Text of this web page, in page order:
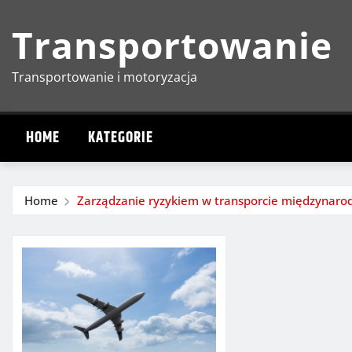
content
Transportowanie
Transportowanie i motoryzacja
HOME KATEGORIE
Home Zarządzanie ryzykiem w transporcie